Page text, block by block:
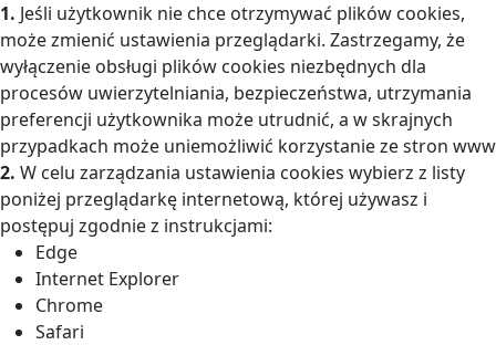
1. Jeśli użytkownik nie chce otrzymywać plików cookies,
może zmienić ustawienia przeglądarki. Zastrzegamy, że
wyłączenie obsługi plików cookies niezbędnych dla
procesów uwierzytelniania, bezpieczeństwa, utrzymania
preferencji użytkownika może utrudnić, a w skrajnych
przypadkach może uniemożliwić korzystanie ze stron www
2. W celu zarządzania ustawienia cookies wybierz z listy
poniżej przeglądarkę internetową, której używasz i
postępuj zgodnie z instrukcjami:
Edge
Internet Explorer
Chrome
Safari